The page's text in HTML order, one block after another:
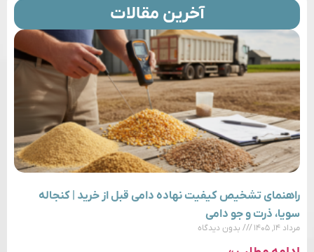
آخرین مقالات
راهنمای تشخیص کیفیت نهاده دامی قبل از خرید | کنجاله
سویا، ذرت و جو دامی
مرداد ۱۴, ۱۴۰۵ بدون دیدگاه